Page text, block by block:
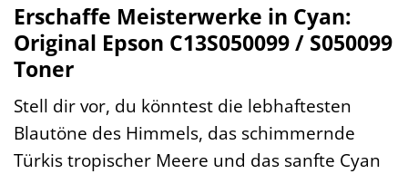
Erschaffe Meisterwerke in Cyan:
Original Epson C13S050099 / S050099
Toner
Stell dir vor, du könntest die lebhaftesten
Blautöne des Himmels, das schimmernde
Türkis tropischer Meere und das sanfte Cyan